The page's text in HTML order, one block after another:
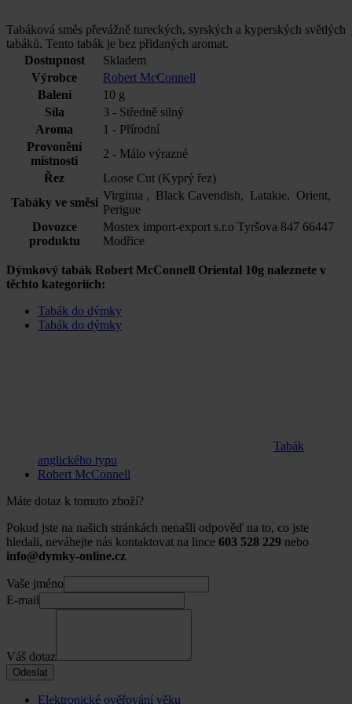
Tabáková směs převážně tureckých, syrských a kyperských světlých
tabáků. Tento tabák je bez přidaných aromat.
Dostupnost
Skladem
Výrobce
Robert McConnell
Balení
10 g
Síla
3 - Středně silný
Aroma
1 - Přírodní
Provonění
místnosti
2 - Málo výrazné
Řez
Loose Cut (Kyprý řez)
Tabáky ve směsi
Virginia , Black Cavendish, Latakie, Orient,
Perigue
Dovozce
produktu
Mostex import-export s.r.o Tyršova 847 66447
Modřice
Dýmkový tabák Robert McConnell Oriental 10g naleznete v
těchto kategoriích:
Tabák do dýmky
Tabák do dýmky
Tabák
anglického typu
Robert McConnell
Máte dotaz k tomuto zboží?
Pokud jste na našich stránkách nenašli odpověď na to, co jste
hledali, neváhejte nás kontaktovat na lince 603 528 229 nebo
info@dymky-online.cz
Vaše jméno
E-mail
Váš dotaz
Odeslat
Elektronické ověřování věku